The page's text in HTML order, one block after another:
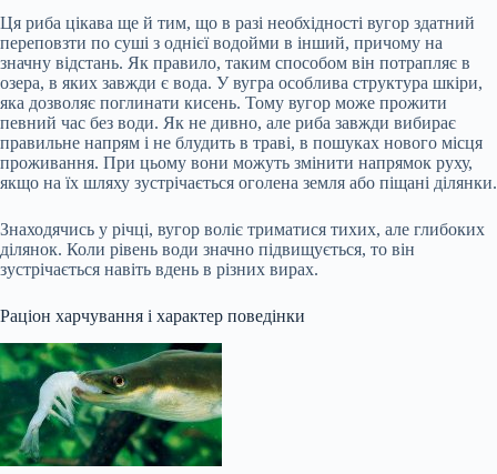
Ця риба цікава ще й тим, що в разі необхідності вугор здатний
переповзти по суші з однієї водойми в інший, причому на
значну відстань. Як правило, таким способом він потрапляє в
озера, в яких завжди є вода. У вугра особлива структура шкіри,
яка дозволяє поглинати кисень. Тому вугор може прожити
певний час без води. Як не дивно, але риба завжди вибирає
правильне напрям і не блудить в траві, в пошуках нового місця
проживання. При цьому вони можуть змінити напрямок руху,
якщо на їх шляху зустрічається оголена земля або піщані ділянки.
Знаходячись у річці, вугор воліє триматися тихих, але глибоких
ділянок. Коли рівень води значно підвищується, то він
зустрічається навіть вдень в різних вирах.
Раціон харчування і характер поведінки